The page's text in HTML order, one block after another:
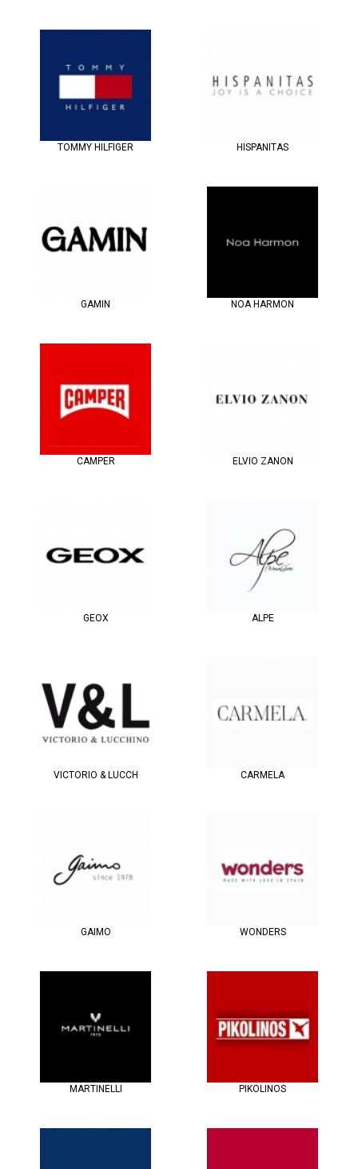
TOMMY HILFIGER HISPANITAS
GAMIN NOA HARMON
CAMPER ELVIO ZANON
GEOX ALPE
VICTORIO & LUCCH CARMELA
GAIMO WONDERS
MARTINELLI PIKOLINOS